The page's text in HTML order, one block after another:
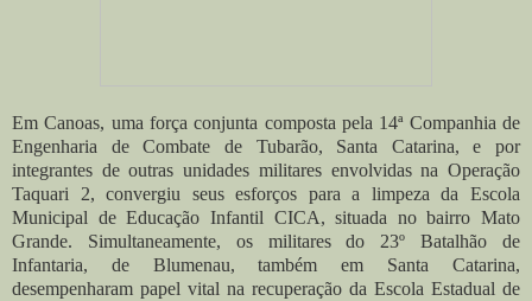
Em Canoas, uma força conjunta composta pela 14ª Companhia de
Engenharia de Combate de Tubarão, Santa Catarina, e por
integrantes de outras unidades militares envolvidas na Operação
Taquari 2, convergiu seus esforços para a limpeza da Escola
Municipal de Educação Infantil CICA, situada no bairro Mato
Grande. Simultaneamente, os militares do 23º Batalhão de
Infantaria, de Blumenau, também em Santa Catarina,
desempenharam papel vital na recuperação da Escola Estadual de